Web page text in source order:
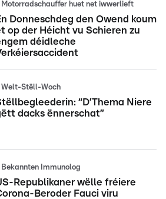
Motorradschauffer huet net iwwerlieft
Donneschdeg den Owend koum
op der Héicht vu Schieren zu
déidleche
Welt-Stëll-Woch
“D’Thema Niere
dacks ënnerschat”
Bekannten Immunolog
Republikaner wëlle fréiere
Beroder Fauci viru